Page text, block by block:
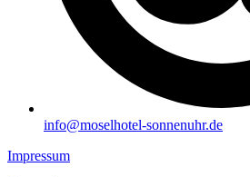
info@moselhotel-sonnenuhr.de
Impressum